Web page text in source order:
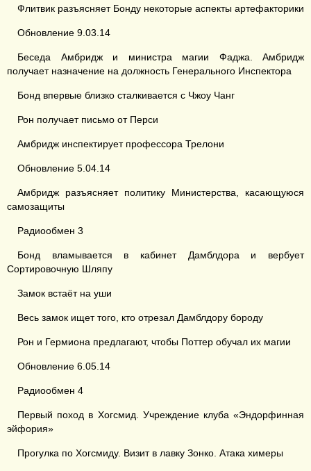
Флитвик разъясняет Бонду некоторые аспекты артефакторики
Обновление 9.03.14
Беседа Амбридж и министра магии Фаджа. Амбридж
получает назначение на должность Генерального Инспектора
Бонд впервые близко сталкивается с Чжоу Чанг
Рон получает письмо от Перси
Амбридж инспектирует профессора Трелони
Обновление 5.04.14
Амбридж разъясняет политику Министерства, касающуюся
самозащиты
Радиообмен 3
Бонд вламывается в кабинет Дамблдора и вербует
Сортировочную Шляпу
Замок встаёт на уши
Весь замок ищет того, кто отрезал Дамблдору бороду
Рон и Гермиона предлагают, чтобы Поттер обучал их магии
Обновление 6.05.14
Радиообмен 4
Первый поход в Хогсмид. Учреждение клуба «Эндорфинная
эйфория»
Прогулка по Хогсмиду. Визит в лавку Зонко. Атака химеры